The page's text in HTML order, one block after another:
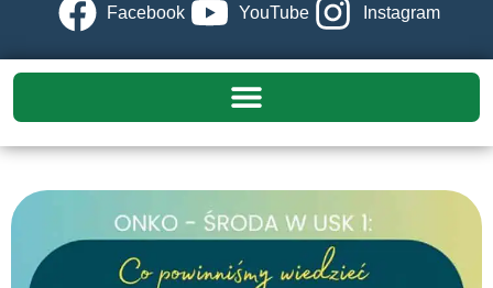
Facebook YouTube Instagram